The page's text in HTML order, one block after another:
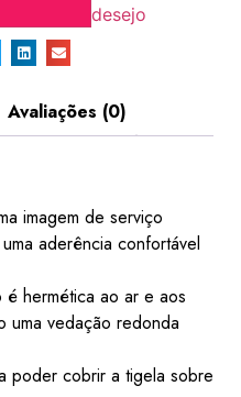
desejo
Avaliações (0)
imagem de serviço
aderência confortável
hermética ao ar e aos
uma vedação redonda
poder cobrir a tigela sobre